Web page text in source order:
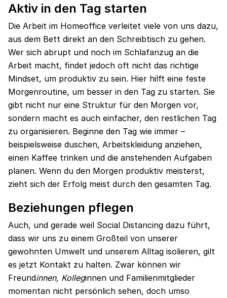
Aktiv in den Tag starten
Die Arbeit im Homeoffice verleitet viele von uns dazu,
aus dem Bett direkt an den Schreibtisch zu gehen.
Wer sich abrupt und noch im Schlafanzug an die
Arbeit macht, findet jedoch oft nicht das richtige
Mindset, um produktiv zu sein. Hier hilft eine feste
Morgenroutine, um besser in den Tag zu starten. Sie
gibt nicht nur eine Struktur für den Morgen vor,
sondern macht es auch einfacher, den restlichen Tag
zu organisieren. Beginne den Tag wie immer –
beispielsweise duschen, Arbeitskleidung anziehen,
einen Kaffee trinken und die anstehenden Aufgaben
planen. Wenn du den Morgen produktiv meisterst,
zieht sich der Erfolg meist durch den gesamten Tag.
Beziehungen pflegen
Auch, und gerade weil Social Distancing dazu führt,
dass wir uns zu einem Großteil von unserer
gewohnten Umwelt und unserem Alltag isolieren, gilt
es jetzt Kontakt zu halten. Zwar können wir
Freundinnen, Kolleginnen und Familienmitglieder
momentan nicht persönlich sehen, doch umso